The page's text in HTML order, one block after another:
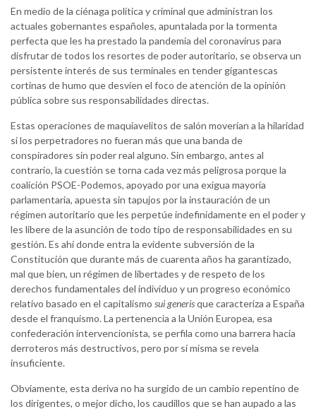
En medio de la ciénaga política y criminal que administran los
actuales gobernantes españoles, apuntalada por la tormenta
perfecta que les ha prestado la pandemia del coronavirus para
disfrutar de todos los resortes de poder autoritario, se observa un
persistente interés de sus terminales en tender gigantescas
cortinas de humo que desvíen el foco de atención de la opinión
pública sobre sus responsabilidades directas.
Estas operaciones de maquiavelitos de salón moverían a la hilaridad
si los perpetradores no fueran más que una banda de
conspiradores sin poder real alguno. Sin embargo, antes al
contrario, la cuestión se torna cada vez más peligrosa porque la
coalición PSOE-Podemos, apoyado por una exigua mayoría
parlamentaria, apuesta sin tapujos por la instauración de un
régimen autoritario que les perpetúe indefinidamente en el poder y
les libere de la asunción de todo tipo de responsabilidades en su
gestión. Es ahí donde entra la evidente subversión de la
Constitución que durante más de cuarenta años ha garantizado,
mal que bien, un régimen de libertades y de respeto de los
derechos fundamentales del individuo y un progreso económico
relativo basado en el capitalismo sui generisque caracteriza a España
desde el franquismo. La pertenencia a la Unión Europea, esa
confederación intervencionista, se perfila como una barrera hacia
derroteros más destructivos, pero por sí misma se revela
insuficiente.
Obviamente, esta deriva no ha surgido de un cambio repentino de
los dirigentes, o mejor dicho, los caudillos que se han aupado a las